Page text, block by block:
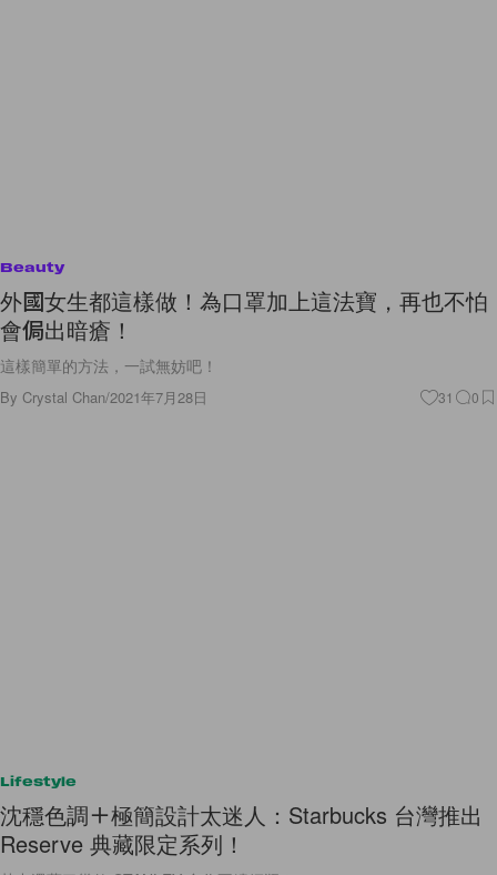
Beauty
外國女生都這樣做！為口罩加上這法寶，再也不怕
會侷出暗瘡！
這樣簡單的方法，一試無妨吧！
By Crystal Chan/2021年7月28日 31 0
Lifestyle
沈穩色調＋極簡設計太迷人：Starbucks 台灣推出
Reserve 典藏限定系列！